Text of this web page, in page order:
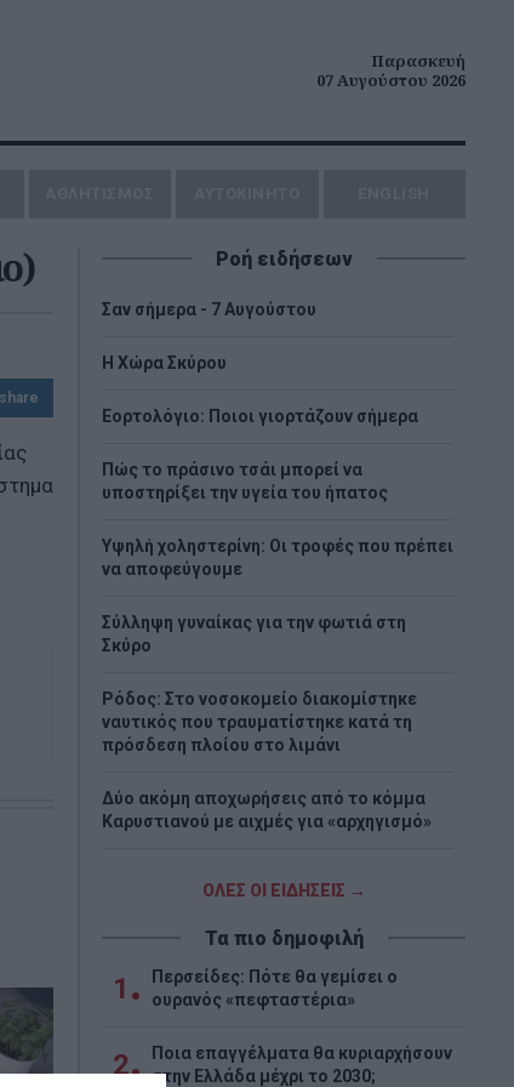
Παρασκευή
07 Αυγούστου 2026
share
Ροή ειδήσεων
Σαν σήμερα - 7 Αυγούστου
Η Χώρα Σκύρου
Εορτολόγιο: Ποιοι γιορτάζουν σήμερα
Πώς το πράσινο τσάι μπορεί να
υποστηρίξει την υγεία του ήπατος
Υψηλή χοληστερίνη: Οι τροφές που πρέπει
να αποφεύγουμε
Σύλληψη γυναίκας για την φωτιά στη
Σκύρο
Ρόδος: Στο νοσοκομείο διακομίστηκε
ναυτικός που τραυματίστηκε κατά τη
πρόσδεση πλοίου στο λιμάνι
Δύο ακόμη αποχωρήσεις από το κόμμα
Καρυστιανού με αιχμές για «αρχηγισμό»
Ήττα 1-0 από την Άντερλεχτ στην Τούμπα
Τραγωδία στη Marfin: Έφτασε στην
Ελλάδα η 46χρονη κατηγορούμενη που
είχε συλληφθεί στο Λονδίνο
ΟΛΕΣ ΟΙ ΕΙΔΗΣΕΙΣ →
Τα πιο δημοφιλή
1
Περσείδες: Πότε θα γεμίσει ο
ουρανός «πεφταστέρια»
2
Ποια επαγγέλματα θα κυριαρχήσουν
στην Ελλάδα μέχρι το 2030;